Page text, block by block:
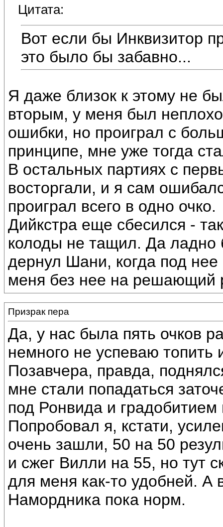
Цитата:
Вот если бы Инквизитор
это было бы забавно...
Я даже близок к этому не
вторым, у меня был
ошибки, но проиграл с
принципе, мне уже тогда
В остальных партиях с
восторгали, и я сам
проиграл всего в одно очко.
Дийкстра еще сбесился -
колоды не тащил. Да
дернул Шани, когда под
меня без нее на решающий
Призрак пера
Да, у нас была пять очков
немного не успеваю
Позавчера, правда,
мне стали попадаться
под Ронвида и
Попробовал я, кстати,
очень зашли, 50 на 50
и сжег Вилли на 55, но тут
для меня как-то удобней. А
Намордника пока норм.